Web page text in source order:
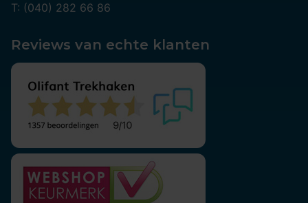
T: (040) 282 66 86
Reviews van echte klanten